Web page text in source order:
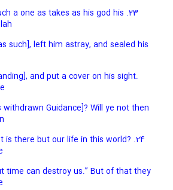
a one as takes as his god his
such], left him astray, and sealed his
and put a cover on his sight.
Guidance]? Will ye not then
is there but our life in this world?
time can destroy us.” But of that they